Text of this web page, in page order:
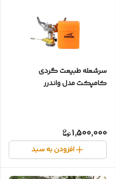
سرشعله طبیعت گردی
کامپکت مدل واندرر
1,500,000
افزودن به سبد